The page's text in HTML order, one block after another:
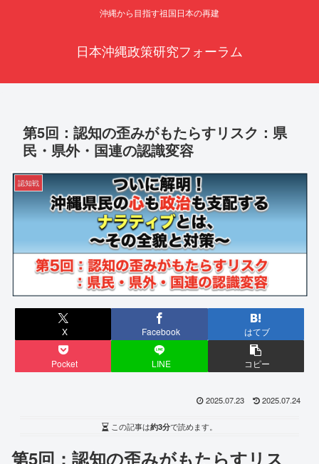
沖縄から目指す祖国日本の再建
日本沖縄政策研究フォーラム
第5回：認知の歪みがもたらすリスク：県
民・県外・国連の認識変容
認知戦
X Facebook はてブ
Pocket LINE コピー
2025.07.23 2025.07.24
この記事は約3分で読めます。
第5回：認知の歪みがもたらすリス